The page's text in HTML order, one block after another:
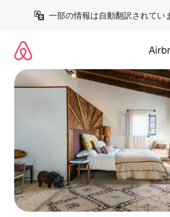
一部の情報は自動翻訳されてい